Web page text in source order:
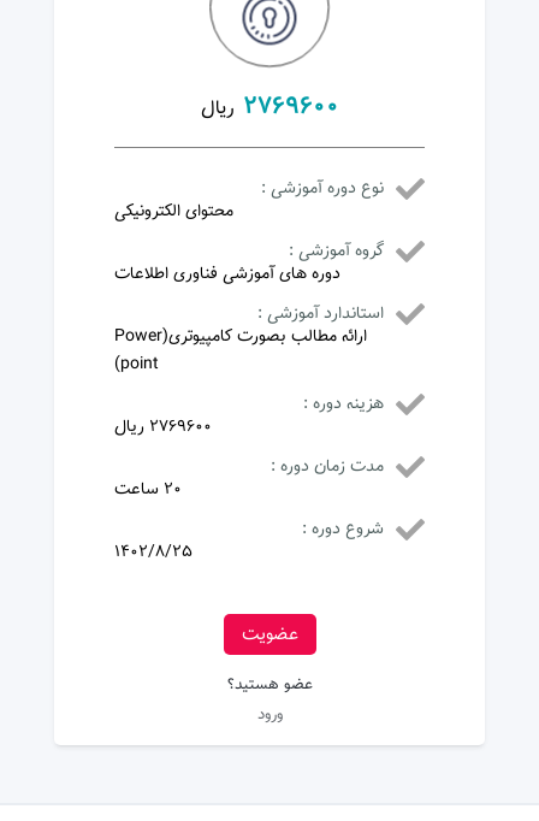
2769600 ریال
نوع دوره آموزشی :
محتوای الکترونیکی
گروه آموزشی :
دوره های آموزشی فناوری اطلاعات
استاندارد آموزشی :
ارائه مطالب بصورت کامپیوتری(Power
point)
هزینه دوره :
2769600 ریال
مدت زمان دوره :
20 ساعت
شروع دوره :
1402/8/25
عضویت
عضو هستید؟
ورود